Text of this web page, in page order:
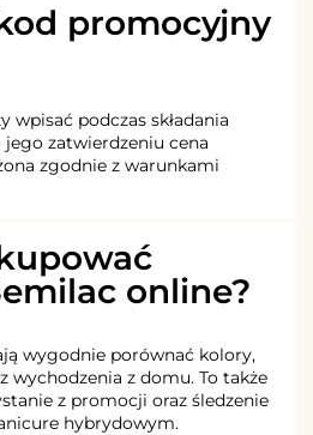
promocyjny
wpisać podczas składania
zatwierdzeniu cena
zgodnie z warunkami
online?
wygodnie porównać kolory,
wychodzenia z domu. To także
z promocji oraz śledzenie
hybrydowym.